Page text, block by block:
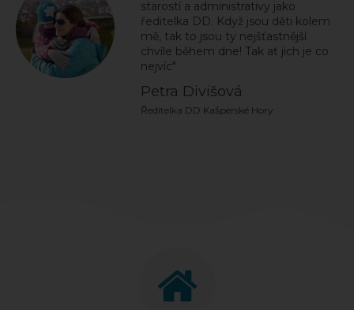
starostí a administrativy jako
ředitelka DD. Když jsou děti kolem
mě, tak to jsou ty nejšťastnější
chvíle během dne! Tak ať jich je co
nejvíc"
Petra Divišová
Ředitelka DD Kašperské Hory